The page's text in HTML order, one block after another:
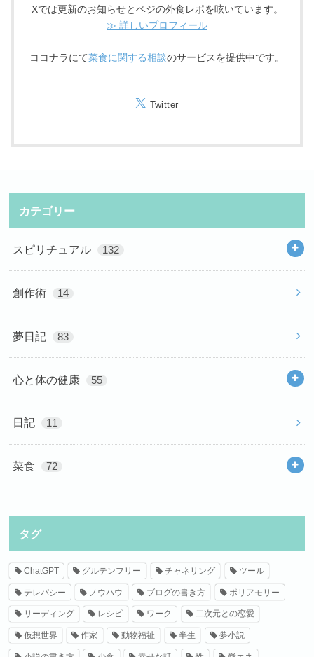
Xでは更新のお知らせとベジの外食レポを呟いています。
≫ 詳しいプロフィール
ココナラにて菜食に関する相談のサービスを提供中です。
Twitter
カテゴリー
スピリチュアル 132
創作術 14
夢日記 83
心と体の健康 55
日記 11
菜食 72
タグ
ChatGPT グルテンフリー チャネリング ツール
テレパシー ノウハウ ブログの書き方 ポリアモリー
リーディング レシピ ワーク 二次元との恋愛
仮想世界 作家 動物福祉 半生 夢小説